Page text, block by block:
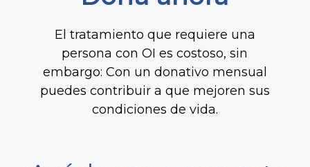
El tratamiento que requiere una
persona con OI es costoso, sin
embargo: Con un donativo mensual
puedes contribuir a que mejoren sus
condiciones de vida.